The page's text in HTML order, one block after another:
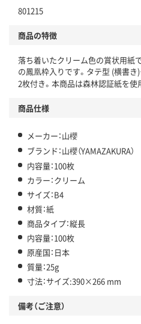
801215
商品の特徴
落ち着いたクリーム色の賞状用紙
の鳳凰枠入りです。タテ型 (横書
2枚付き。本商品は森林認証紙を使
商品仕様
メーカー：山櫻
ブランド：山櫻（YAMAZAKURA）
内容量：100枚
カラー：クリーム
サイズ：B4
材質：紙
商品タイプ：縦長
内容量：100枚
原産国：日本
質量：25g
寸法：サイズ:390×266 mm
備考（ご注意）